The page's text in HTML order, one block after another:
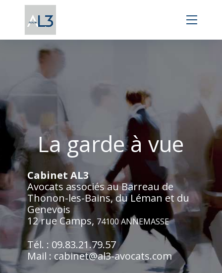
La garde à vue
Cabinet AL3
Avocats associés au Barreau de
Thonon-les-Bains, du Léman et du
Genevois
12 rue Camps, 74100 ANNEMASSE
Tél. : 09.83.21.79.57
Mail : cabinet@al3-avocats.com
Panneau de gestion des cookies